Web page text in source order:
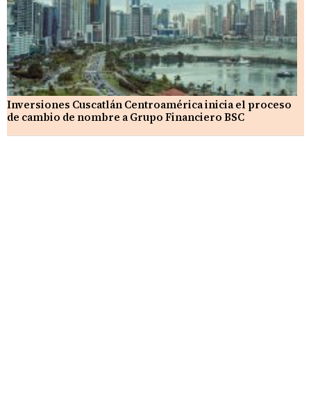
Inversiones Cuscatlán Centroamérica inicia el proceso
de cambio de nombre a Grupo Financiero BSC